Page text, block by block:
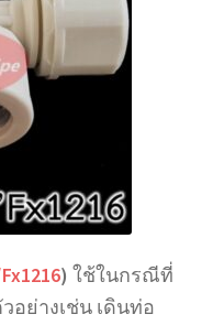
) ใช้ในกรณีที่
อย่างเช่น เดินท่อ